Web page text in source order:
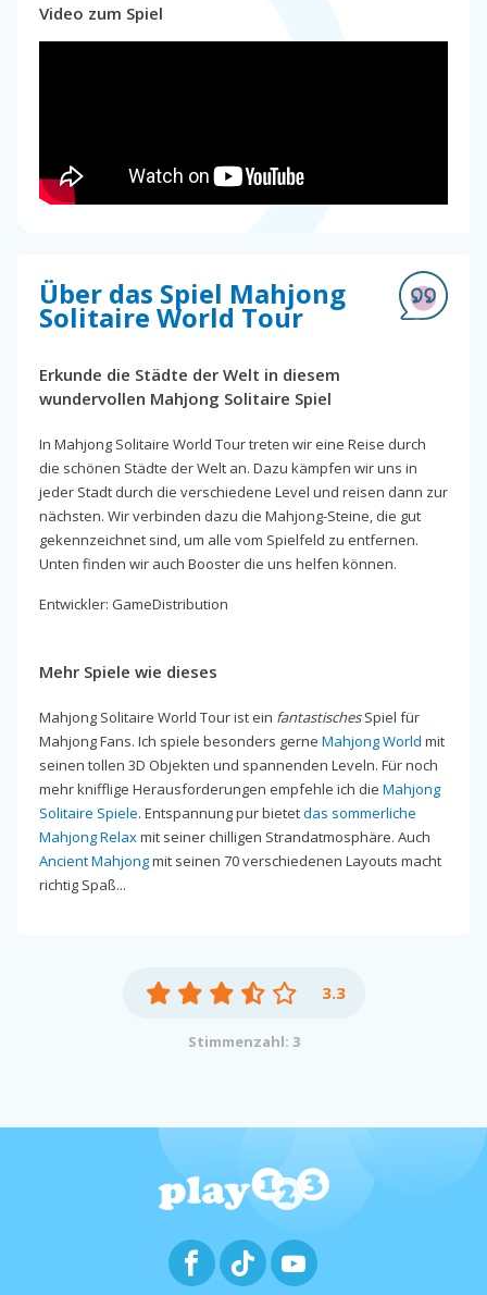
Video zum Spiel
Über das Spiel Mahjong
Solitaire World Tour
Erkunde die Städte der Welt in diesem
wundervollen Mahjong Solitaire Spiel
In Mahjong Solitaire World Tour treten wir eine Reise durch
die schönen Städte der Welt an. Dazu kämpfen wir uns in
jeder Stadt durch die verschiedene Level und reisen dann zur
nächsten. Wir verbinden dazu die Mahjong-Steine, die gut
gekennzeichnet sind, um alle vom Spielfeld zu entfernen.
Unten finden wir auch Booster die uns helfen können.
Entwickler: GameDistribution
Mehr Spiele wie dieses
Mahjong Solitaire World Tour ist ein fantastischesSpiel für
Mahjong Fans. Ich spiele besonders gerne Mahjong World mit
seinen tollen 3D Objekten und spannenden Leveln. Für noch
mehr knifflige Herausforderungen empfehle ich die Mahjong
Solitaire Spiele. Entspannung pur bietetdas sommerliche
Mahjong Relaxmit seiner chilligen Strandatmosphäre. Auch
Ancient Mahjongmit seinen 70 verschiedenen Layouts macht
richtig Spaß...
3.3
Stimmenzahl: 3